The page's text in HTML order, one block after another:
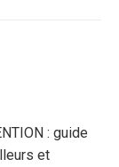
: guide
et